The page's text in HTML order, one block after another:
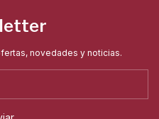
novedades y noticias.